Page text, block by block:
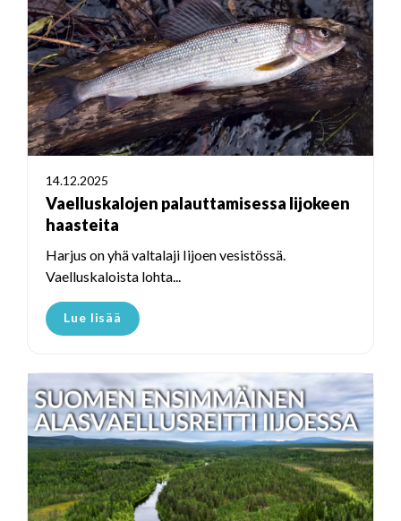
14.12.2025
Vaelluskalojen palauttamisessa Iijokeen
haasteita
Harjus on yhä valtalaji Iijoen vesistössä.
Vaelluskaloista lohta...
Lue lisää